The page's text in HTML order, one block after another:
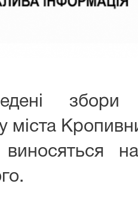
збори
міста